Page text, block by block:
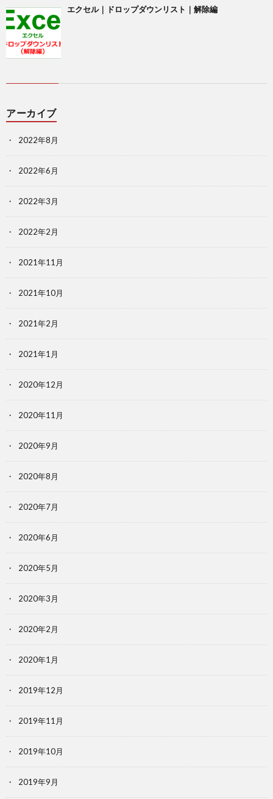
エクセル｜ドロップダウンリスト｜解除編
アーカイブ
2022年8月
2022年6月
2022年3月
2022年2月
2021年11月
2021年10月
2021年2月
2021年1月
2020年12月
2020年11月
2020年9月
2020年8月
2020年7月
2020年6月
2020年5月
2020年3月
2020年2月
2020年1月
2019年12月
2019年11月
2019年10月
2019年9月